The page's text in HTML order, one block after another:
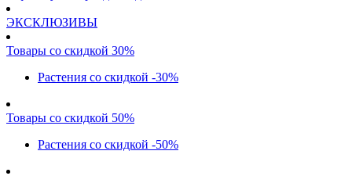
ЭКСКЛЮЗИВЫ
Товары со скидкой 30%
Растения со скидкой -30%
Товары со скидкой 50%
Растения со скидкой -50%